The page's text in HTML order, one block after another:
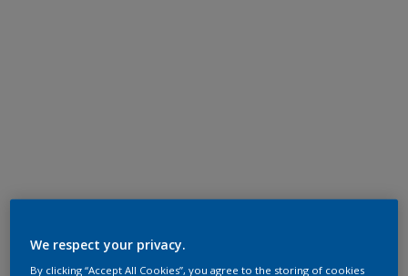
We respect your privacy.
By clicking “Accept All Cookies”, you agree to the storing of cookies